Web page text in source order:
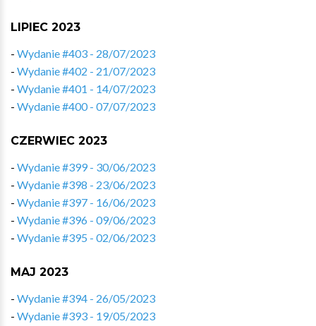
LIPIEC 2023
- Wydanie #403 - 28/07/2023
- Wydanie #402 - 21/07/2023
- Wydanie #401 - 14/07/2023
- Wydanie #400 - 07/07/2023
CZERWIEC 2023
- Wydanie #399 - 30/06/2023
- Wydanie #398 - 23/06/2023
- Wydanie #397 - 16/06/2023
- Wydanie #396 - 09/06/2023
- Wydanie #395 - 02/06/2023
MAJ 2023
- Wydanie #394 - 26/05/2023
- Wydanie #393 - 19/05/2023